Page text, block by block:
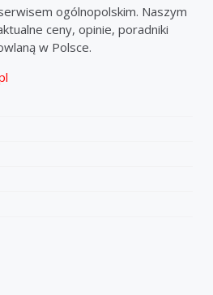
ogólnopolskim. Naszym
ceny, opinie, poradniki
w Polsce.